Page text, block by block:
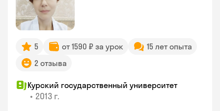
5 от 1590 ₽ за урок
15 лет опыта
2 отзыва
Курский государственный университет
• 2013 г.